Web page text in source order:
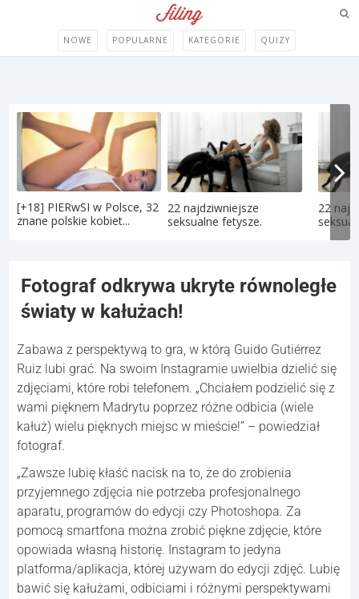
NOWE POPULARNE KATEGORIE QUIZY
[+18] PIERwSI w Polsce, 32
znane polskie kobiet...
22 najdziwniejsze
seksualne fetysze.
22
Fotograf odkrywa ukryte równoległe
światy w kałużach!
Zabawa z perspektywą to gra, w którą Guido Gutiérrez
Ruiz lubi grać. Na swoim Instagramie uwielbia dzielić się
zdjęciami, które robi telefonem. „Chciałem podzielić się z
wami pięknem Madrytu poprzez różne odbicia (wiele
kałuż) wielu pięknych miejsc w mieście!” – powiedział
fotograf.
„Zawsze lubię kłaść nacisk na to, że do zrobienia
przyjemnego zdjęcia nie potrzeba profesjonalnego
aparatu, programów do edycji czy Photoshopa. Za
pomocą smartfona można zrobić piękne zdjęcie, które
opowiada własną historię. Instagram to jedyna
platforma/aplikacja, której używam do edycji zdjęć. Lubię
bawić się kałużami, odbiciami i różnymi perspektywami